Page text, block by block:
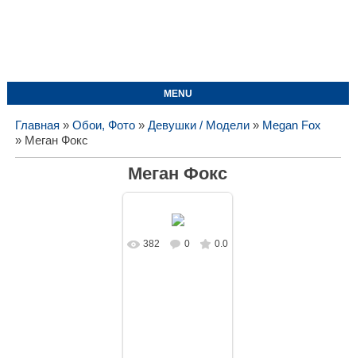
MENU
Главная » Обои, Фото» Девушки / Модели» Megan Fox
» Меган Фокс
Меган Фокс
В реальном
382 0 0.0